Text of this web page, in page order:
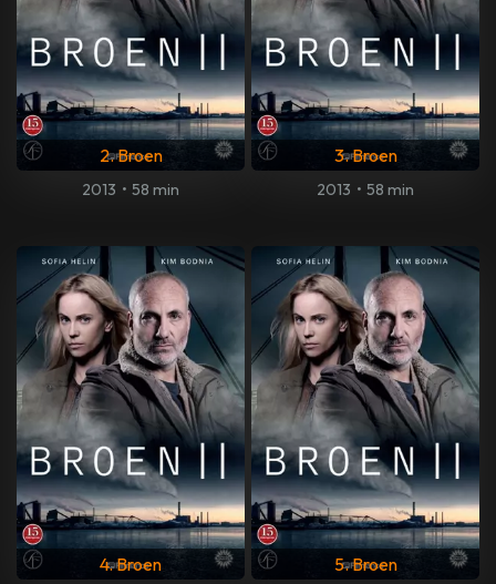
2. Broen
2013 • 58 min
3. Broen
2013 • 58 min
4. Broen 5. Broen